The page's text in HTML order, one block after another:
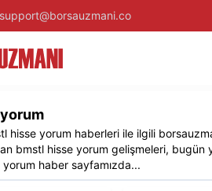
support@borsauzmani.co
hisse yorum haberleri ile ilgili
bmstl hisse yorum gelişmeleri, bugün
yorum haber sayfamızda...